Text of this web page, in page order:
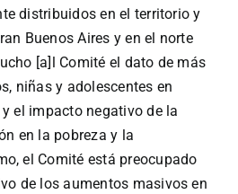
distribuidos en el territorio y
Buenos Aires y en el norte
[a]l Comité el dato de más
niñas y adolescentes en
el impacto negativo de la
en la pobreza y la
el Comité está preocupado
de los aumentos masivos en